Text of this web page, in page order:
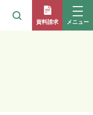
資料請求 メニュー